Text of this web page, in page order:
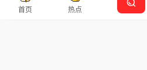
首页 热点